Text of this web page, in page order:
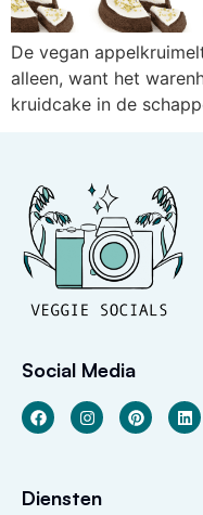
De vegan
alleen, want het
kruidcake in de
Social Media
Diensten